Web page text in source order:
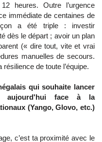
heures. Outre l’urgence
immédiate de centaines de
a été triple : investir
dès le départ ; avoir un plan
(« dire tout, vite et vrai
manuelles de secours.
de toute l’équipe.
qui souhaite lancer
aujourd'hui face à la
(Yango, Glovo, etc.)
c’est ta proximité avec le